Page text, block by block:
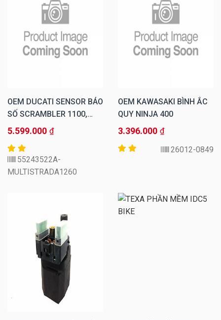
OEM DUCATI SENSOR BÁO
SỐ SCRAMBLER 1100,
MULTISTRADA 1260,
5.599.000 ₫
55243522A-
MULTISTRADA1260
OEM KAWASAKI BÌNH ẮC
QUY NINJA 400
3.396.000 ₫
26012-0849